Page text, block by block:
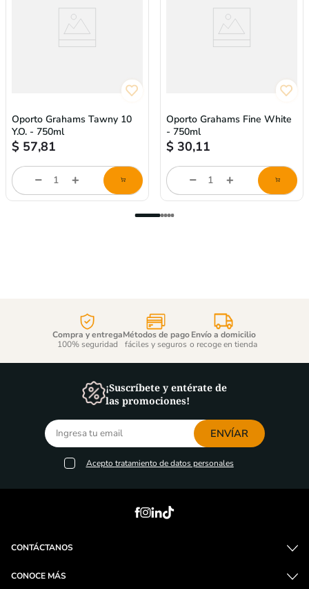
Oporto Grahams Tawny 10
Y.O. - 750ml
$ 57,81
Cantidad
producto
Oporto Grahams Fine White
- 750ml
$ 30,11
Cantidad
producto
Compra y entrega
100% seguridad
Métodos de pago
fáciles y seguros
Envío a domicilio
o recoge en tienda
¡Suscríbete y entérate de
las promociones!
ENVÍAR
Acepto tratamiento de datos personales
CONTÁCTANOS
CONOCE MÁS